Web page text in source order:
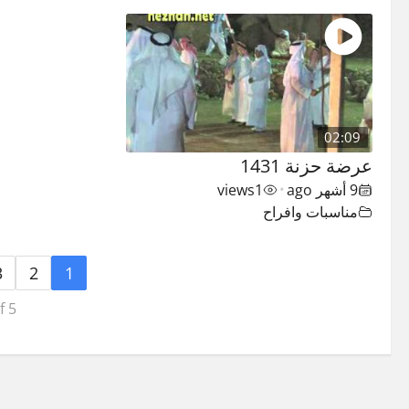
02:09
عرضة حزنة 1431
9 أشهر ago •
1
views
مناسبات وافراح
1
2
5